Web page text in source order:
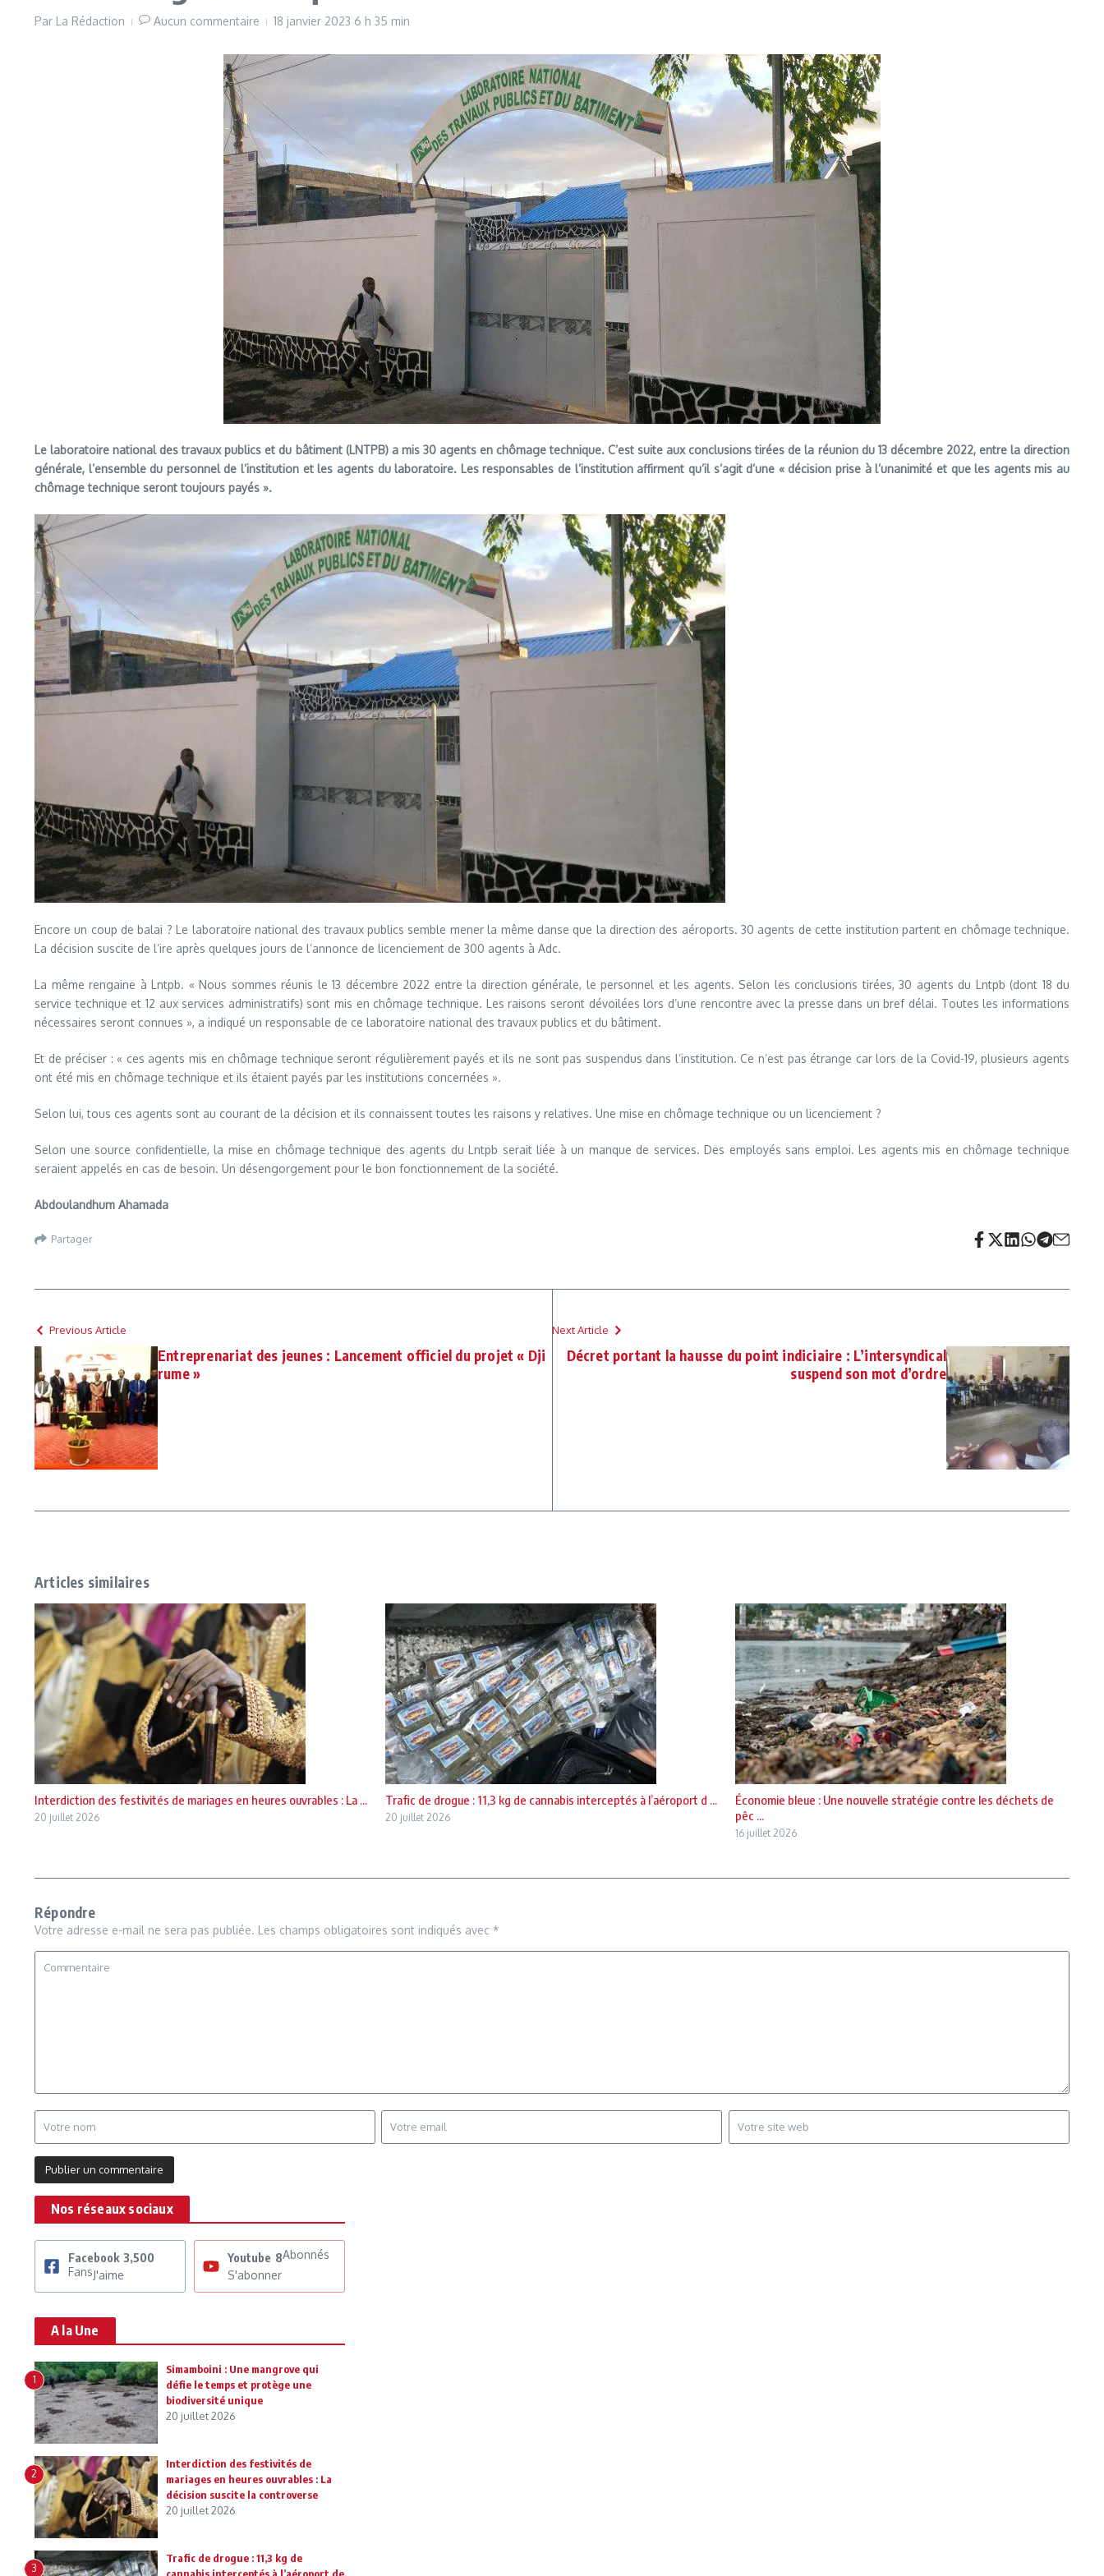
Par La Rédaction Aucun commentaire 18 janvier 2023 6 h 35 min
Le laboratoire national des travaux publics et du bâtiment (LNTPB) a mis 30 agents en chômage technique. C’est suite aux conclusions tirées de la réunion du 13 décembre 2022, entre la direction
générale, l’ensemble du personnel de l’institution et les agents du laboratoire. Les responsables de l’institution affirment qu’il s’agit d’une « décision prise à l’unanimité et que les agents mis au
chômage technique seront toujours payés ».
Encore un coup de balai ? Le laboratoire national des travaux publics semble mener la même danse que la direction des aéroports. 30 agents de cette institution partent en chômage technique.
La décision suscite de l’ire après quelques jours de l’annonce de licenciement de 300 agents à Adc.
La même rengaine à Lntpb. « Nous sommes réunis le 13 décembre 2022 entre la direction générale, le personnel et les agents. Selon les conclusions tirées, 30 agents du Lntpb (dont 18 du
service technique et 12 aux services administratifs) sont mis en chômage technique. Les raisons seront dévoilées lors d’une rencontre avec la presse dans un bref délai. Toutes les informations
nécessaires seront connues », a indiqué un responsable de ce laboratoire national des travaux publics et du bâtiment.
Et de préciser : « ces agents mis en chômage technique seront régulièrement payés et ils ne sont pas suspendus dans l’institution. Ce n’est pas étrange car lors de la Covid-19, plusieurs agents
ont été mis en chômage technique et ils étaient payés par les institutions concernées ».
Selon lui, tous ces agents sont au courant de la décision et ils connaissent toutes les raisons y relatives. Une mise en chômage technique ou un licenciement ?
Selon une source confidentielle, la mise en chômage technique des agents du Lntpb serait liée à un manque de services. Des employés sans emploi. Les agents mis en chômage technique
seraient appelés en cas de besoin. Un désengorgement pour le bon fonctionnement de la société.
Abdoulandhum Ahamada
Partager
Previous Article
Entreprenariat des jeunes : Lancement officiel du projet « Dji
rume »
Next Article
Décret portant la hausse du point indiciaire : L’intersyndical
suspend son mot d’ordre
Articles similaires
Interdiction des festivités de mariages en heures ouvrables : La ...
20 juillet 2026
Trafic de drogue : 11,3 kg de cannabis interceptés à l’aéroport d ...
20 juillet 2026
Économie bleue : Une nouvelle stratégie contre les déchets de
pêc ...
16 juillet 2026
Répondre
Votre adresse e-mail ne sera pas publiée. Les champs obligatoires sont indiqués avec *
Nos réseaux sociaux
Facebook 3,500
FansJ'aime
Youtube 8Abonnés
S'abonner
A la Une
1
Simamboini : Une mangrove qui
défie le temps et protège une
biodiversité unique
20 juillet 2026
2
Interdiction des festivités de
mariages en heures ouvrables : La
décision suscite la controverse
20 juillet 2026
3
Trafic de drogue : 11,3 kg de